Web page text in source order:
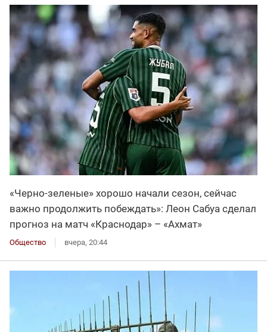
«Черно-зеленые» хорошо начали сезон, сейчас
важно продолжить побеждать»: Леон Сабуа сделал
прогноз на матч «Краснодар» – «Ахмат»
Общество вчера, 20:44